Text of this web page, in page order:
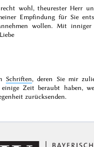
recht wohl, theurester Herr
Empfindung für Sie
wollen. Mit inniger
Schriften, deren Sie mir
Zeit beraubt haben,
zurücksenden.